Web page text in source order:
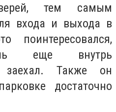
тем самым
входа и выхода в
поинтересовался,
еще внутрь
заехал. Также он
достаточно